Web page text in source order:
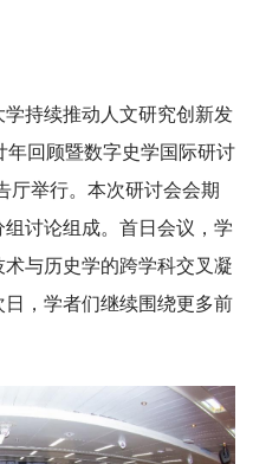
持续推动人文研究创新发
年回顾暨数字史学国际研讨
厅举行。 本次研讨会会期
讨论组成。首日会议，学
与历史学的跨学科交叉凝
，学者们继续围绕更多前